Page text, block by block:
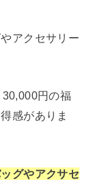
アクセサリー
円の福
感がありま
グやアクサセ